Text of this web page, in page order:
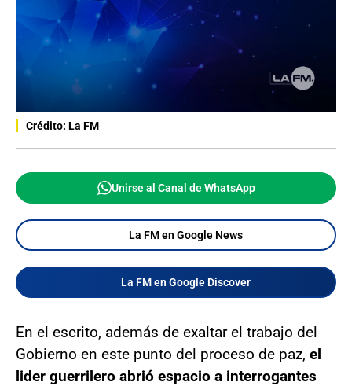
Crédito: La FM
Unirse al Canal de WhatsApp
La FM en Google News
La FM en Google Discover
En el escrito, además de exaltar el trabajo del
Gobierno en este punto del proceso de paz, el
lider guerrilero abrió espacio a interrogantes